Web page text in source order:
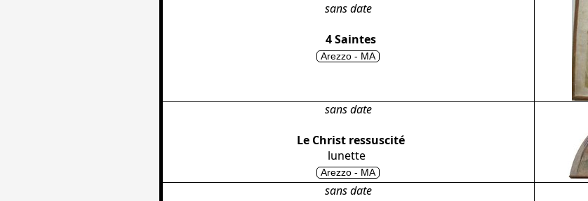
sans date
4 Saintes
Arezzo - MA
sans date
Le Christ ressuscité
lunette
Arezzo - MA
sans date